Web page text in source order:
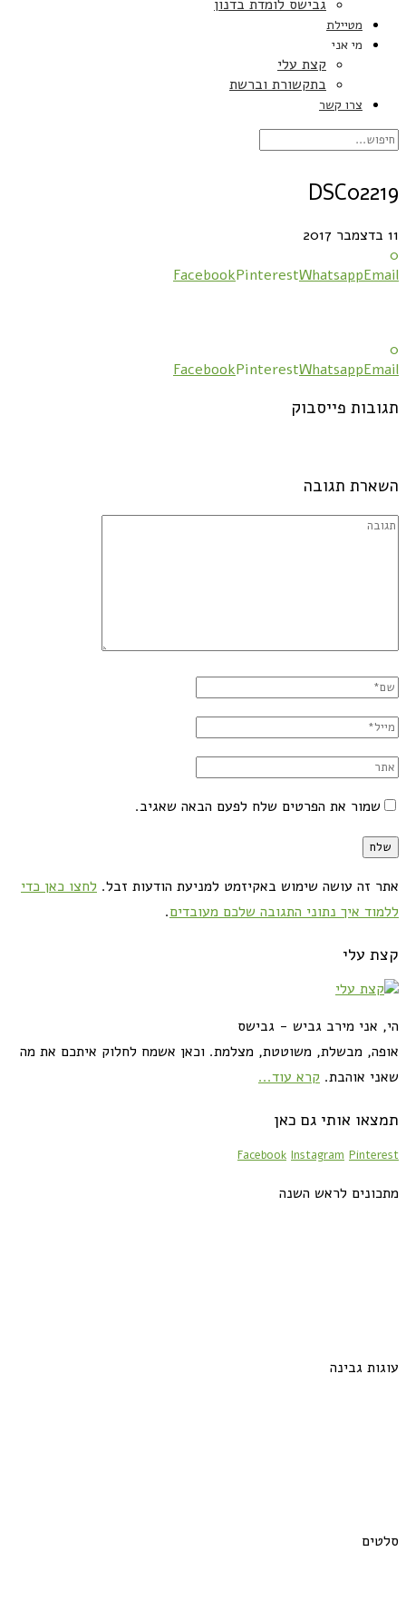
גבישס לומדת בדנון
מטיילת
מי אני
קצת עלי
בתקשורת וברשת
צרו קשר
DSC02219
11 בדצמבר 2017
0
FacebookPinterestWhatsappEmail
0
FacebookPinterestWhatsappEmail
תגובות פייסבוק
השארת תגובה
שמור את הפרטים שלח לפעם הבאה שאגיב.
אתר זה עושה שימוש באקיזמט למניעת הודעות זבל. לחצו כאן כדי
ללמוד איך נתוני התגובה שלכם מעובדים.
קצת עלי
הי, אני מירב גביש - גבישס
אופה, מבשלת, משוטטת, מצלמת. וכאן אשמח לחלוק איתכם את מה
שאני אוהבת. קרא עוד...
תמצאו אותי גם כאן
Facebook Instagram Pinterest
מתכונים לראש השנה
עוגות גבינה
סלטים